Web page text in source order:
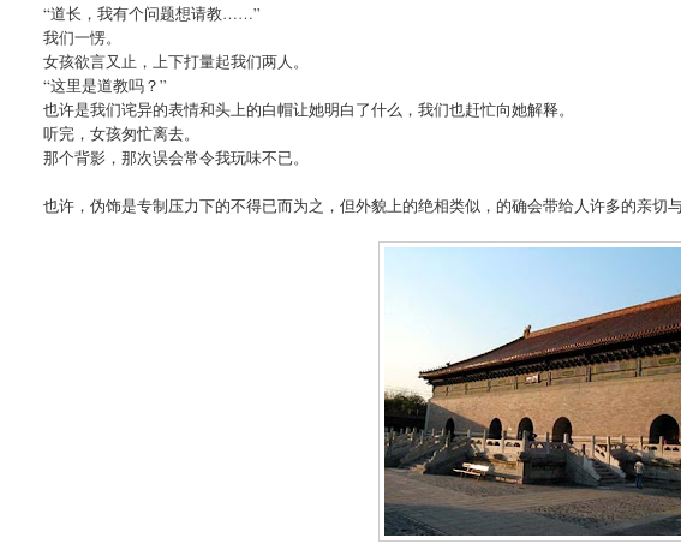
“道长，我有个问题想请教……”
我们一愣。
女孩欲言又止，上下打量起我们两人。
“这里是道教吗？”
也许是我们诧异的表情和头上的白帽让她明白了什么，我们也赶忙向她解释。
听完，女孩匆忙离去。
那个背影，那次误会常令我玩味不已。
也许，伪饰是专制压力下的不得已而为之，但外貌上的绝相类似，的确会带给人许多的亲切与